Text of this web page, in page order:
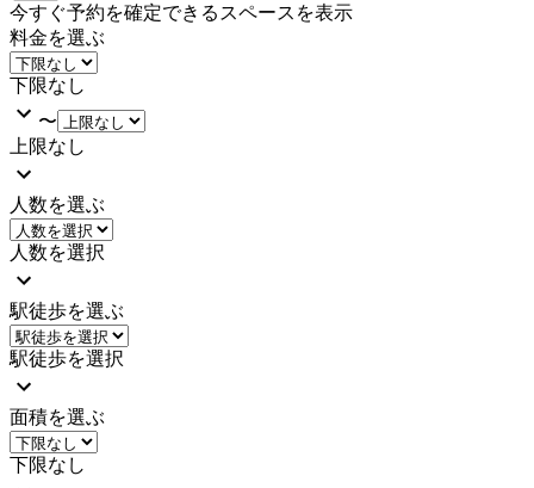
今すぐ予約を確定できるスペースを表示
料金を選ぶ
下限なし
〜
上限なし
人数を選ぶ
人数を選択
駅徒歩を選ぶ
駅徒歩を選択
面積を選ぶ
下限なし